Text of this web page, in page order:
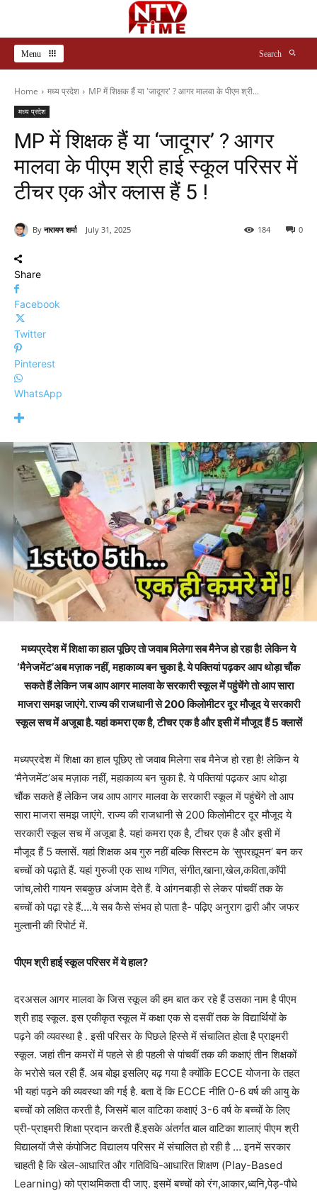
Menu Search
Home मध्य प्रदेश MP में शिक्षक हैं या 'जादूगर' ? आगर मालवा के पीएम श्री...
मध्य प्रदेश
MP में शिक्षक हैं या ‘जादूगर’ ? आगर
मालवा के पीएम श्री हाई स्कूल परिसर में
टीचर एक और क्लास हैं 5 !
By नारायण शर्मा July 31, 2025 0
184
Share
Facebook
Twitter
Pinterest
WhatsApp
मध्यप्रदेश में शिक्षा का हाल पूछिए तो जवाब मिलेगा सब मैनेज हो रहा है! लेकिन ये
‘मैनेजमेंट’अब मज़ाक नहीं, महाकाव्य बन चुका है. ये पक्तियां पढ़कर आप थोड़ा चौंक
सकते हैं लेकिन जब आप आगर मालवा के सरकारी स्कूल में पहुंचेंगे तो आप सारा
माजरा समझ जाएंगे. राज्य की राजधानी से 200 किलोमीटर दूर मौजूद ये सरकारी
स्कूल सच में अजूबा है. यहां कमरा एक है, टीचर एक है और इसी में मौजूद हैं 5 क्लासें
मध्यप्रदेश में शिक्षा का हाल पूछिए तो जवाब मिलेगा सब मैनेज हो रहा है! लेकिन ये
‘मैनेजमेंट’अब मज़ाक नहीं, महाकाव्य बन चुका है. ये पक्तियां पढ़कर आप थोड़ा
चौंक सकते हैं लेकिन जब आप आगर मालवा के सरकारी स्कूल में पहुंचेंगे तो आप
सारा माजरा समझ जाएंगे. राज्य की राजधानी से 200 किलोमीटर दूर मौजूद ये
सरकारी स्कूल सच में अजूबा है. यहां कमरा एक है, टीचर एक है और इसी में
मौजूद हैं 5 क्लासें. यहां शिक्षक अब गुरु नहीं बल्कि सिस्टम के ‘सुपरह्यूमन’ बन कर
बच्चों को पढ़ाते हैं. यहां गुरुजी एक साथ गणित, संगीत,खाना,खेल,कविता,कॉपी
जांच,लोरी गायन सबकुछ अंजाम देते हैं. वे आंगनबाड़ी से लेकर पांचवीं तक के
बच्चों को पढ़ा रहे हैं….ये सब कैसे संभव हो पाता है- पढ़िए अनुराग द्वारी और जफर
मुल्तानी की रिपोर्ट में.
पीएम श्री हाई स्कूल परिसर में ये हाल?
दरअसल आगर मालवा के जिस स्कूल की हम बात कर रहे हैं उसका नाम है पीएम
श्री हाइ स्कूल. इस एकीकृत स्कूल में कक्षा एक से दसवीं तक के विद्यार्थियों के
पढ़ने की व्यवस्था है . इसी परिसर के पिछले हिस्से में संचालित होता है प्राइमरी
स्कूल. जहां तीन कमरों में पहले से ही पहली से पांचवीं तक की कक्षाएं तीन शिक्षकों
के भरोसे चल रही हैं. अब बोझ इसलिए बढ़ गया है क्योंकि ECCE योजना के तहत
भी यहां पढ़ने की व्यवस्था की गई है. बता दें कि ECCE नीति 0-6 वर्ष की आयु के
बच्चों को लक्षित करती है, जिसमें बाल वाटिका कक्षाएं 3-6 वर्ष के बच्चों के लिए
प्री-प्राइमरी शिक्षा प्रदान करती हैं.इसके अंतर्गत बाल वाटिका शालाएं पीएम श्री
विद्यालयों जैसे कंपोजिट विद्यालय परिसर में संचालित हो रही है … इनमें सरकार
चाहती है कि खेल-आधारित और गतिविधि-आधारित शिक्षण (Play-Based
Learning) को प्राथमिकता दी जाए. इसमें बच्चों को रंग,आकार,ध्वनि,पेड़-पौधे